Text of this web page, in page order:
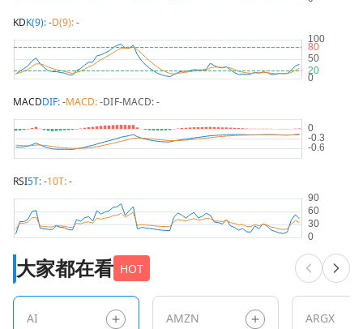
KDK(9):-D(9):-
MACDDIF:-MACD:-DIF-MACD:-
RSI5T:-10T:-
大家都在看 HOT
AI AMZN ARGX